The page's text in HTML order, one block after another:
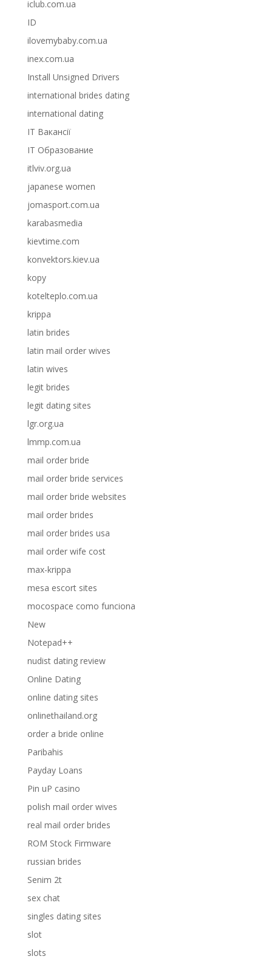
iclub.com.ua
ID
ilovemybaby.com.ua
inex.com.ua
Install Unsigned Drivers
international brides dating
international dating
IT Вакансії
IT Образование
itlviv.org.ua
japanese women
jomasport.com.ua
karabasmedia
kievtime.com
konvektors.kiev.ua
kopy
kotelteplo.com.ua
krippa
latin brides
latin mail order wives
latin wives
legit brides
legit dating sites
lgr.org.ua
lmmp.com.ua
mail order bride
mail order bride services
mail order bride websites
mail order brides
mail order brides usa
mail order wife cost
max-krippa
mesa escort sites
mocospace como funciona
New
Notepad++
nudist dating review
Online Dating
online dating sites
onlinethailand.org
order a bride online
Paribahis
Payday Loans
Pin uP casino
polish mail order wives
real mail order brides
ROM Stock Firmware
russian brides
Senim 2t
sex chat
singles dating sites
slot
slots